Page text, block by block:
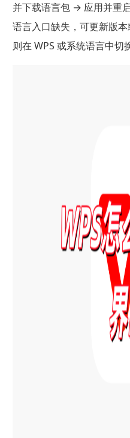
并下载语言包 → 应用并重
语言入口缺失，可更新版
则在 WPS 或系统语言中切换